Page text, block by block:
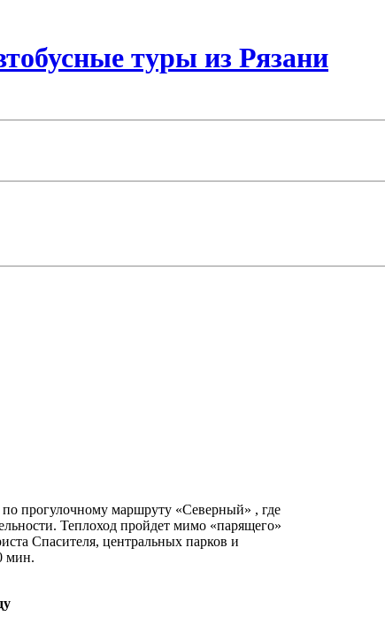
туры из Рязани
прогулочному маршруту «Северный» , где
Теплоход пройдет мимо «парящего»
Спасителя, центральных парков и
мин.